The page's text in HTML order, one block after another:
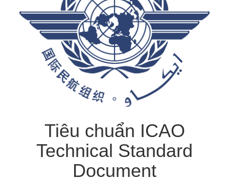
Tiêu chuẩn ICAO
Technical Standard
Document